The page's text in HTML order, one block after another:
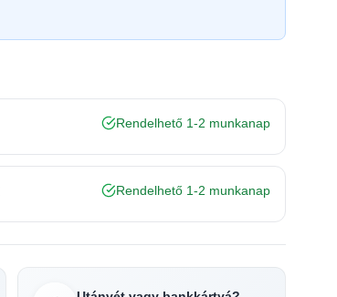
Rendelhető 1-2 munkanap
Rendelhető 1-2 munkanap